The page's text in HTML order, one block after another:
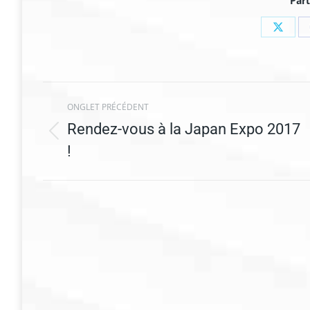
Share
commentaire
ONGLET PRÉCÉDENT
précédent
Rendez-vous à la Japan Expo 2017
!